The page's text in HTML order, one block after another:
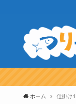
ホーム 仕掛け